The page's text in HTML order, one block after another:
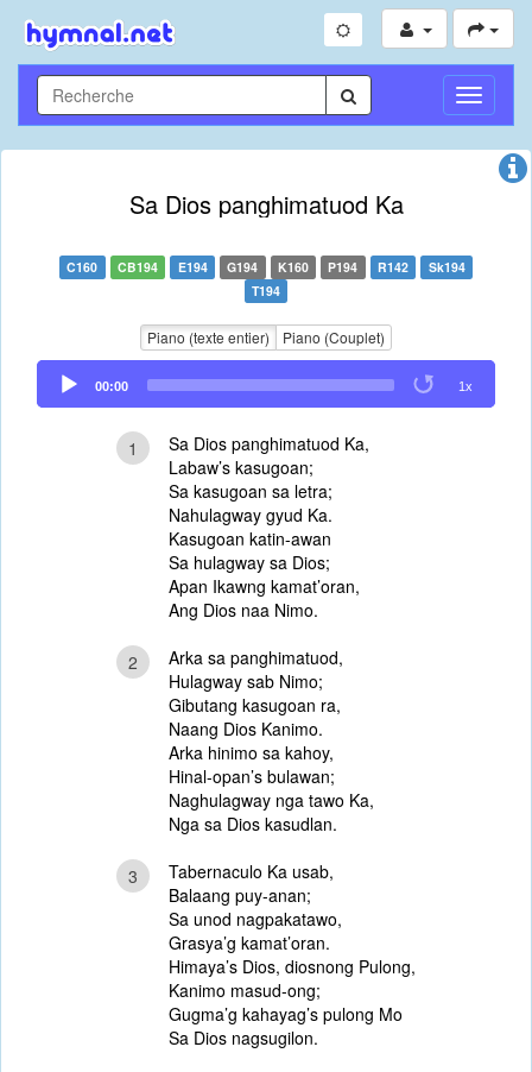
Toggle
Sa Dios panghimatuod Ka
C160 CB194 E194 G194 K160 P194 R142
Sk194
T194
Piano (texte entier) Piano (Couplet)
Audio
Player
00:00 1x
1
Sa Dios panghimatuod Ka,
Labaw’s kasugoan;
Sa kasugoan sa letra;
Nahulagway gyud Ka.
Kasugoan katin-awan
Sa hulagway sa Dios;
Apan Ikawng kamat’oran,
Ang Dios naa Nimo.
2
Arka sa panghimatuod,
Hulagway sab Nimo;
Gibutang kasugoan ra,
Naang Dios Kanimo.
Arka hinimo sa kahoy,
Hinal-opan’s bulawan;
Naghulagway nga tawo Ka,
Nga sa Dios kasudlan.
3
Tabernaculo Ka usab,
Balaang puy-anan;
Sa unod nagpakatawo,
Grasya’g kamat’oran.
Himaya’s Dios, diosnong Pulong,
Kanimo masud-ong;
Gugma’g kahayag’s pulong Mo
Sa Dios nagsugilon.